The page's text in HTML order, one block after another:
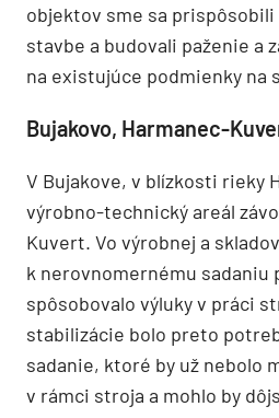
objektov sme sa
stavbe a budovali paženie a
na existujúce podmienky na
Bujakovo, Harmanec-
V Bujakove, v blízkosti rieky
výrobno-technický areál
Kuvert. Vo výrobnej a
k nerovnomernému sadaniu
spôsobovalo výluky v práci
stabilizácie bolo preto
sadanie, ktoré by už nebolo
v rámci stroja a mohlo by